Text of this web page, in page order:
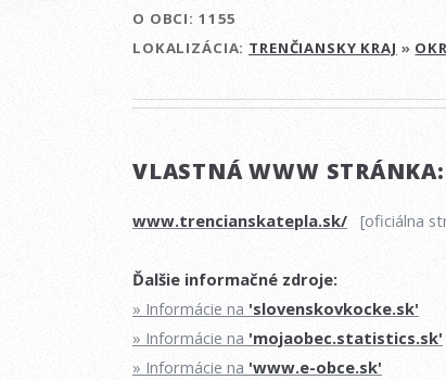
O OBCI: 1155
LOKALIZÁCIA: TRENČIANSKY KRAJ »
VLASTNÁ WWW STRÁNKA:
www.trencianskatepla.sk/ [oficiálna
Ďalšie informačné zdroje:
» Informácie na 'slovenskovkocke.sk'
» Informácie na 'mojaobec.statistics.sk'
» Informácie na 'www.e-obce.sk'